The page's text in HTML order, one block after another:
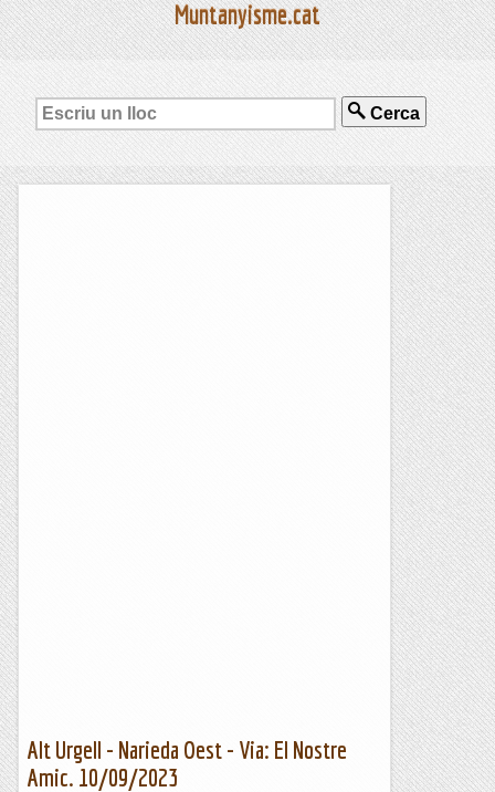
Muntanyisme.cat
Cerca
Alt Urgell - Narieda Oest - Via: El Nostre
Amic. 10/09/2023